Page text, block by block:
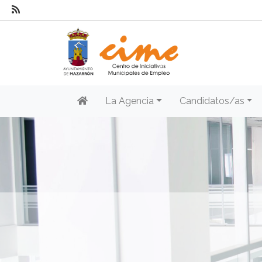
La Agencia Candidatos/as